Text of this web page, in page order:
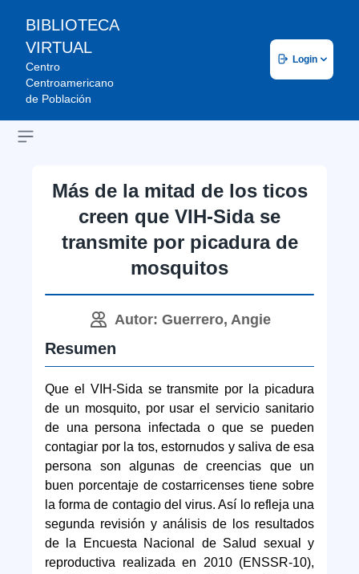
BIBLIOTECA
VIRTUAL
Centro
Centroamericano
de Población
Login
Open sidebar
Más de la mitad de los ticos
creen que VIH-Sida se
transmite por picadura de
mosquitos
Autor: Guerrero, Angie
Resumen
Que el VIH-Sida se transmite por la picadura
de un mosquito, por usar el servicio sanitario
de una persona infectada o que se pueden
contagiar por la tos, estornudos y saliva de esa
persona son algunas de creencias que un
buen porcentaje de costarricenses tiene sobre
la forma de contagio del virus. Así lo refleja una
segunda revisión y análisis de los resultados
de la Encuesta Nacional de Salud sexual y
reproductiva realizada en 2010 (ENSSR-10),